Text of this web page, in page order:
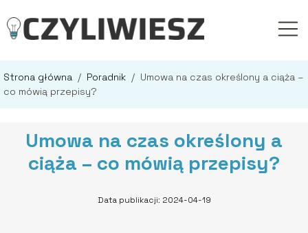
Strona główna / Poradnik / Umowa na czas określony a ciąża –
co mówią przepisy?
Umowa na czas określony a
ciąża – co mówią przepisy?
Data publikacji: 2024-04-19